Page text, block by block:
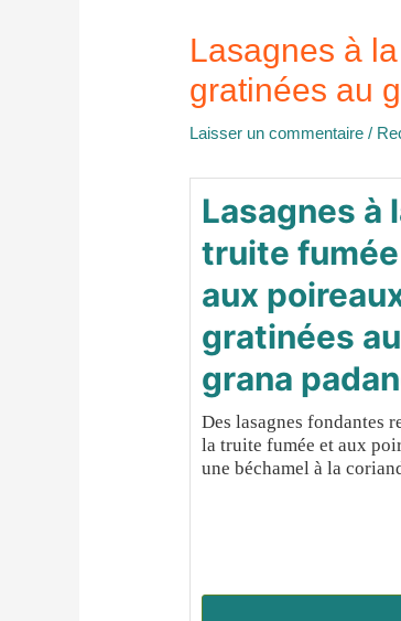
Lasagnes à
gratinées au
Laisser un commentaire /
Lasagnes à
truite
aux
gratinées au
grana
Des lasagnes fondantes
la truite fumée et aux
une béchamel à la